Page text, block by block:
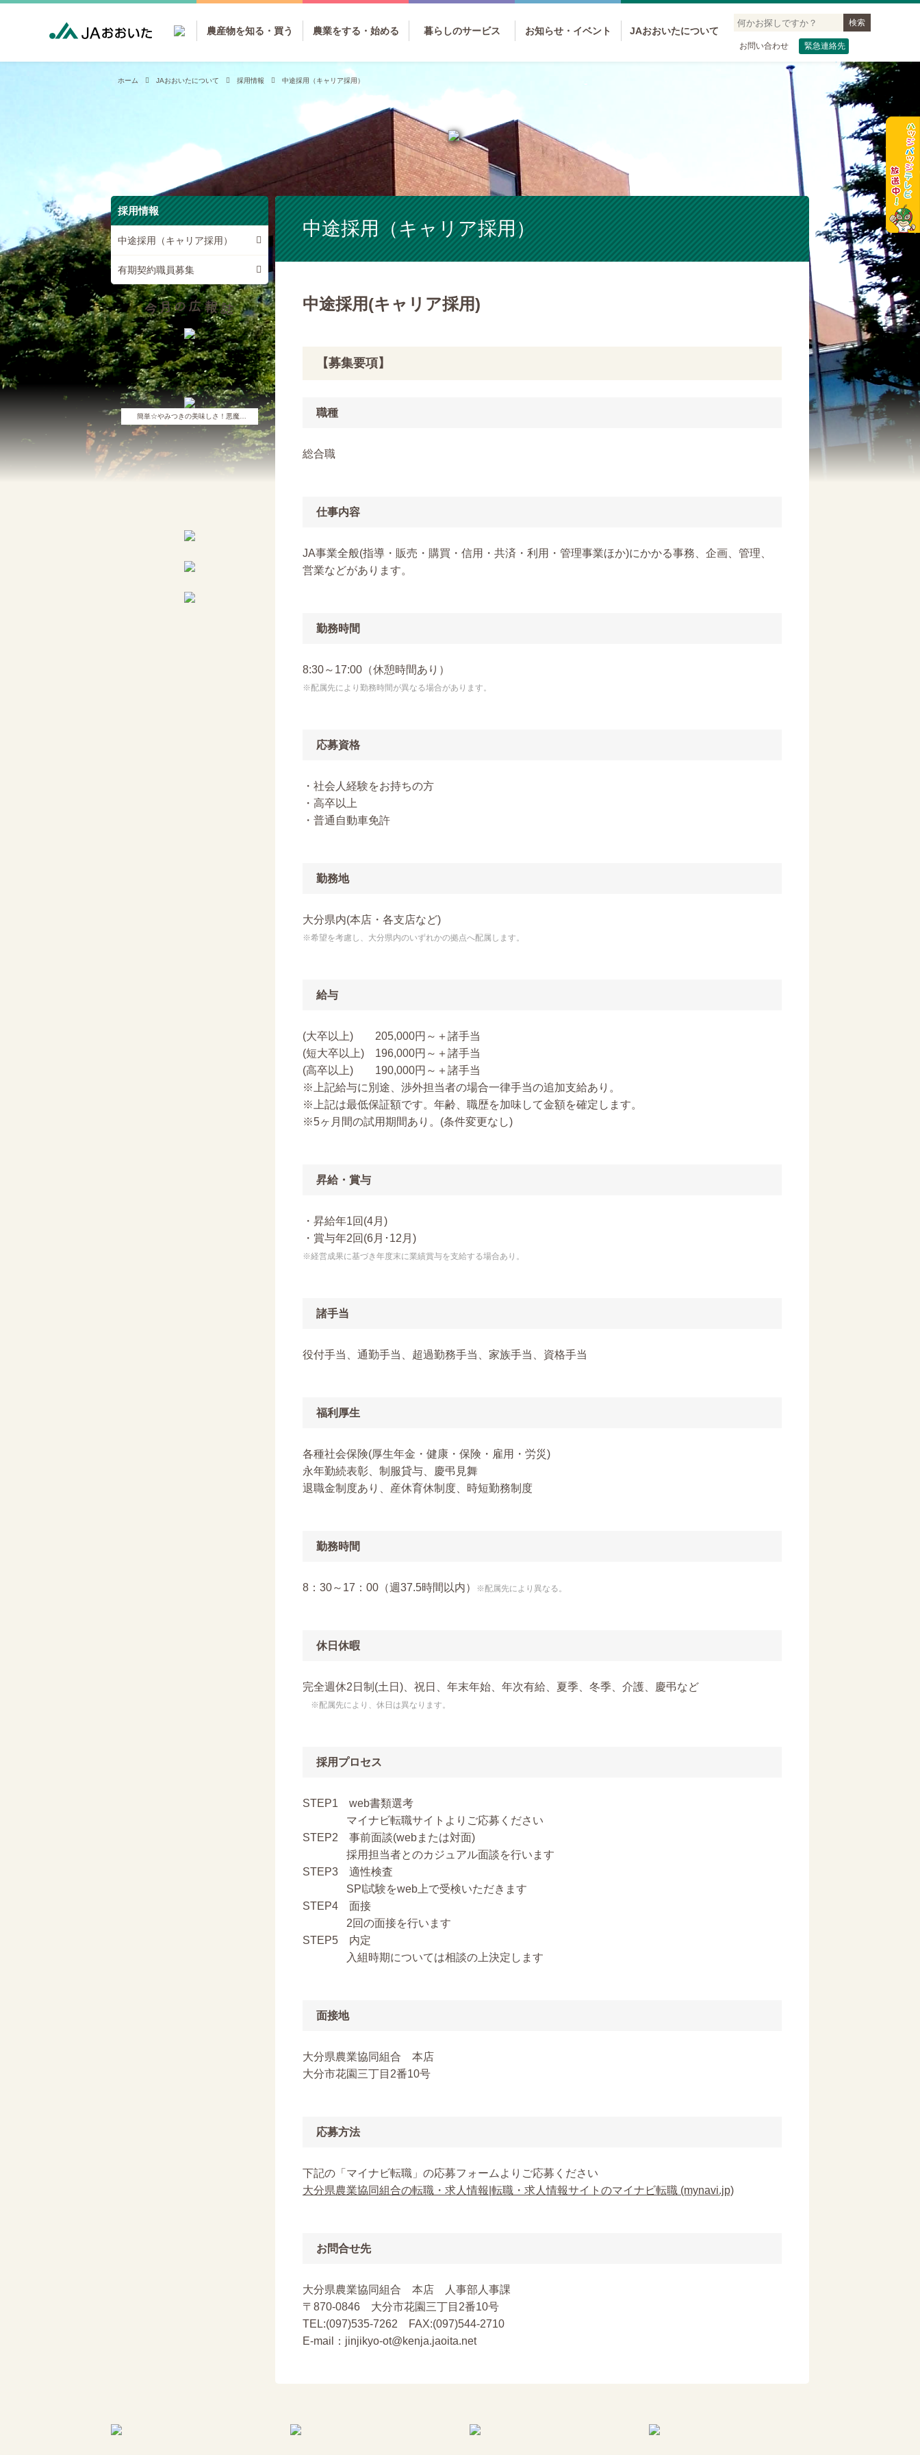
農産物を知る・買う 農業をする・始める 暮らしのサービス お知らせ・イベント JAおおいたについて
お問い合わせ 緊急連絡先
ホーム JAおおいたについて 採用情報 中途採用（キャリア採用）
採用情報
中途採用（キャリア採用）
有期契約職員募集
簡単☆やみつきの美味しさ！悪魔…
中途採用（キャリア採用）
中途採用(キャリア採用)
【募集要項】
職種
総合職
仕事内容
JA事業全般(指導・販売・購買・信用・共済・利用・管理事業ほか)にかかる事務、企画、管理、
営業などがあります。
勤務時間
8:30～17:00（休憩時間あり）
※配属先により勤務時間が異なる場合があります。
応募資格
・社会人経験をお持ちの方
・高卒以上
・普通自動車免許
勤務地
大分県内(本店・各支店など)
※希望を考慮し、大分県内のいずれかの拠点へ配属します。
給与
(大卒以上) 205,000円～＋諸手当
(短大卒以上) 196,000円～＋諸手当
(高卒以上) 190,000円～＋諸手当
※上記給与に別途、渉外担当者の場合一律手当の追加支給あり。
※上記は最低保証額です。年齢、職歴を加味して金額を確定します。
※5ヶ月間の試用期間あり。(条件変更なし)
昇給・賞与
・昇給年1回(4月)
・賞与年2回(6月･12月)
※経営成果に基づき年度末に業績賞与を支給する場合あり。
諸手当
役付手当、通勤手当、超過勤務手当、家族手当、資格手当
福利厚生
各種社会保険(厚生年金・健康・保険・雇用・労災)
永年勤続表彰、制服貸与、慶弔見舞
退職金制度あり、産休育休制度、時短勤務制度
勤務時間
8：30～17：00（週37.5時間以内） ※配属先により異なる。
休日休暇
完全週休2日制(土日)、祝日、年末年始、年次有給、夏季、冬季、介護、慶弔など
※配属先により、休日は異なります。
採用プロセス
STEP1 web書類選考
マイナビ転職サイトよりご応募ください
STEP2 事前面談(webまたは対面)
採用担当者とのカジュアル面談を行います
STEP3 適性検査
SPI試験をweb上で受検いただきます
STEP4 面接
2回の面接を行います
STEP5 内定
入組時期については相談の上決定します
面接地
大分県農業協同組合 本店
大分市花園三丁目2番10号
応募方法
下記の「マイナビ転職」の応募フォームよりご応募ください
大分県農業協同組合の転職・求人情報|転職・求人情報サイトのマイナビ転職 (mynavi.jp)
お問合せ先
大分県農業協同組合 本店 人事部人事課
〒870-0846 大分市花園三丁目2番10号
TEL:(097)535-7262 FAX:(097)544-2710
E-mail：jinjikyo-ot@kenja.jaoita.net